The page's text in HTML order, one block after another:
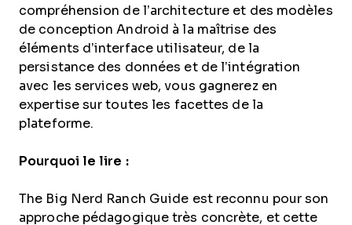
compréhension de l’architecture et des modèles
de conception Android à la maîtrise des
éléments d’interface utilisateur, de la
persistance des données et de l’intégration
avec les services web, vous gagnerez en
expertise sur toutes les facettes de la
plateforme.
Pourquoi le lire :
The Big Nerd Ranch Guide est reconnu pour son
approche pédagogique très concrète, et cette